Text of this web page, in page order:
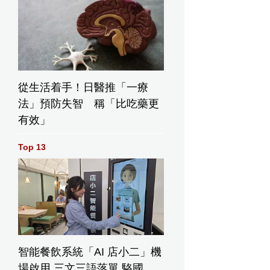
從生活着手！日醫推「一療
法」預防失智 稱「比吃藥更
有效」
Top 13
智能餐飲系統「AI 店小二」機